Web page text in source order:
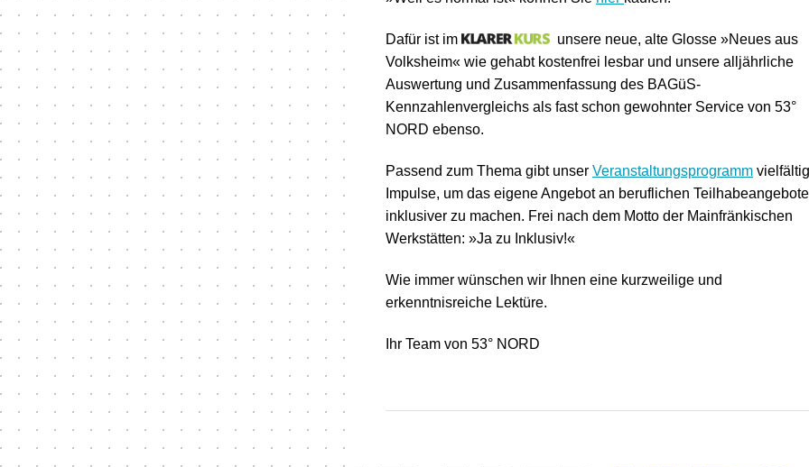
Dafür ist im
unsere neue, alte Glosse »Neues aus
Volksheim« wie gehabt kostenfrei lesbar und unsere alljährliche
Auswertung und Zusammenfassung des BAGüS-
Kennzahlenvergleichs als fast schon gewohnter Service von 53°
NORD ebenso.
Passend zum Thema gibt unser Veranstaltungsprogramm
Impulse, um das eigene Angebot an beruflichen
inklusiver zu machen. Frei nach dem Motto der Mainfränkischen
Werkstätten: »Ja zu Inklusiv!«
Wie immer wünschen wir Ihnen eine kurzweilige und
erkenntnisreiche Lektüre.
Ihr Team von 53° NORD